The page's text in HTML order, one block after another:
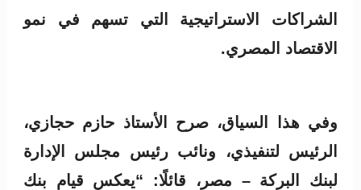
الشراكات الاستراتيجية التي تسهم في نمو
الاقتصاد المصري.
وفي هذا السياق، صرح الأستاذ حازم حجازي،
الرئيس لتنفيذي، ونائب رئيس مجلس الإدارة
لبنك البركة – مصر، قائلًا: “يعكس قيام بنك